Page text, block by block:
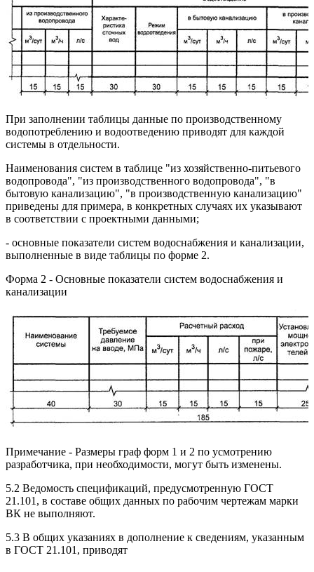
При заполнении таблицы данные по производственному
водопотреблению и водоотведению приводят для каждой
системы в отдельности.
Наименования систем в таблице "из хозяйственно-питьевого
водопровода", "из производственного водопровода", "в
бытовую канализацию", "в производственную канализацию"
приведены для примера, в конкретных случаях их указывают
в соответствии с проектными данными;
- основные показатели систем водоснабжения и канализации,
выполненные в виде таблицы по форме 2.
Форма 2 - Основные показатели систем водоснабжения и
канализации
Примечание - Размеры граф форм 1 и 2 по усмотрению
разработчика, при необходимости, могут быть изменены.
5.2 Ведомость спецификаций, предусмотренную ГОСТ
21.101, в составе общих данных по рабочим чертежам марки
ВК не выполняют.
5.3 В общих указаниях в дополнение к сведениям, указанным
в ГОСТ 21.101, приводят